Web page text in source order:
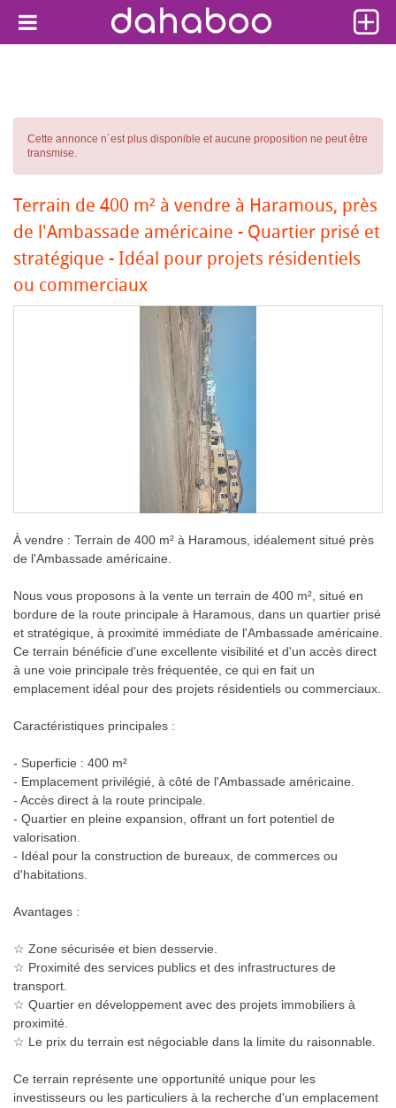
Cette annonce n´est plus disponible et aucune proposition ne peut être
transmise.
Terrain de 400 m² à vendre à Haramous, près
de l'Ambassade américaine - Quartier prisé et
stratégique - Idéal pour projets résidentiels
ou commerciaux
À vendre : Terrain de 400 m² à Haramous, idéalement situé près
de l'Ambassade américaine.
Nous vous proposons à la vente un terrain de 400 m², situé en
bordure de la route principale à Haramous, dans un quartier prisé
et stratégique, à proximité immédiate de l'Ambassade américaine.
Ce terrain bénéficie d'une excellente visibilité et d'un accès direct
à une voie principale très fréquentée, ce qui en fait un
emplacement idéal pour des projets résidentiels ou commerciaux.
Caractéristiques principales :
- Superficie : 400 m²
- Emplacement privilégié, à côté de l'Ambassade américaine.
- Accès direct à la route principale.
- Quartier en pleine expansion, offrant un fort potentiel de
valorisation.
- Idéal pour la construction de bureaux, de commerces ou
d'habitations.
Avantages :
☆ Zone sécurisée et bien desservie.
☆ Proximité des services publics et des infrastructures de
transport.
☆ Quartier en développement avec des projets immobiliers à
proximité.
☆ Le prix du terrain est négociable dans la limite du raisonnable.
Ce terrain représente une opportunité unique pour les
investisseurs ou les particuliers à la recherche d'un emplacement